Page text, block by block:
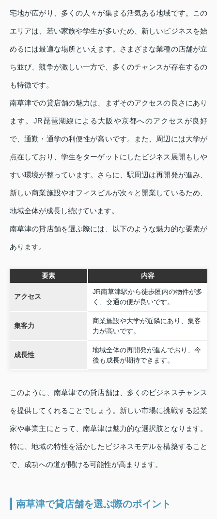
宅地が広がり、多くの人々が集まる活気ある地域です。この
エリアは、若い家族や学生が多いため、新しいビジネスを始
めるには最適な場所といえます。さまざまな業種の店舗が立
ち並び、競争が激しい一方で、多くのチャンスが存在するの
も特徴です。
南草津での貸店舗の魅力は、まずそのアクセスの良さにあり
ます。JR琵琶湖線による大阪や京都へのアクセスが良好
で、通勤・通学の利便性が高いです。また、周辺には大学が
点在しており、学生をターゲットにしたビジネス展開もしや
すい環境が整っています。さらに、駅周辺は再開発が進み、
新しい商業施設やオフィスビルが次々と開業しているため、
地域全体が成長し続けています。
南草津の貸店舗を選ぶ際には、以下のような魅力的な要素が
あります。
要素 内容
アクセス
JR南草津駅から徒歩圏内の物件が多
く、交通の便が良いです。
集客力
商業施設や大学が近隣にあり、集客
力が高いです。
成長性
地域全体の再開発が進んでおり、今
後も成長が期待できます。
このように、南草津での貸店舗は、多くのビジネスチャンス
を提供してくれることでしょう。新しい市場に挑戦する起業
家や事業主にとって、南草津は魅力的な選択肢となります。
特に、地域の特性を活かしたビジネスモデルを構築すること
で、成功への道が開ける可能性が高まります。
南草津で貸店舗を選ぶ際のポイント